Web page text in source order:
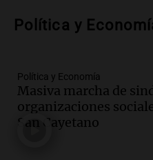
Bulaya este
Audio.Denuncias
Congreso y
oxígeno en
Panorama Federal
Política y
Política y Economía
Masiva marcha de
organizaciones
San Cayetano